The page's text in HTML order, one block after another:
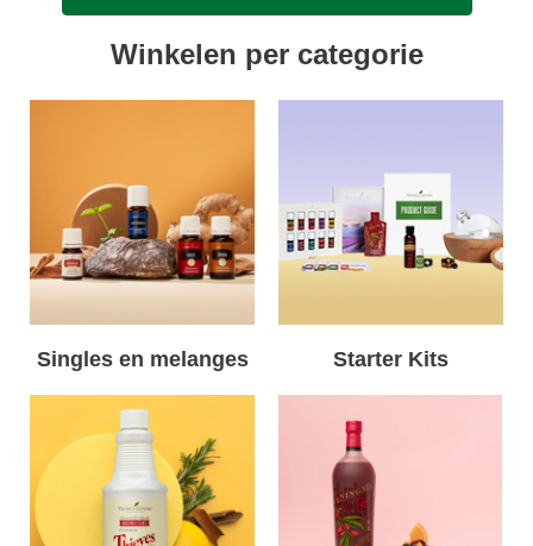
Winkelen per categorie
Singles en melanges Starter Kits